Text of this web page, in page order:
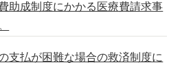
助成制度にかかる医療費請求事
支払が困難な場合の救済制度に